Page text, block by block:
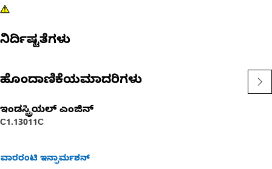
ನಿರ್ದಿಷ್ಟತೆಗಳು
ಹೊಂದಾಣಿಕೆಯಮಾದರಿಗಳು
ಇಂಡಸ್ಟ್ರಿಯಲ್ ಎಂಜಿನ್
C1.13011C
ವಾರರಂಟಿ ಇನ್ಫಾರ್ಮಶನ್